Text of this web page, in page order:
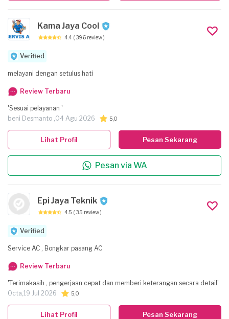
Kama Jaya Cool
4.4 ( 396 review )
Verified
melayani dengan setulus hati
Review Terbaru
'Sesuai pelayanan '
beni Desmanto ,04 Agu 2026 5,0
Pesan Sekarang
Pesan via WA
Lihat Profil
Epi Jaya Teknik
4.5 ( 35 review )
Verified
Service AC , Bongkar pasang AC
Review Terbaru
'Terimakasih , pengerjaan cepat dan memberi keterangan secara detail'
Octa,19 Jul 2026 5,0
Pesan Sekarang
Lihat Profil